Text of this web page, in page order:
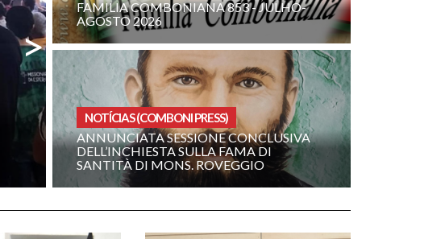
>
FAMILIA COMBONIANA 853 - JULHO-
AGOSTO 2026
NOTÍCIAS (COMBONI PRESS)
ANNUNCIATA SESSIONE CONCLUSIVA
DELL’INCHIESTA SULLA FAMA DI
SANTITÀ DI MONS. ROVEGGIO